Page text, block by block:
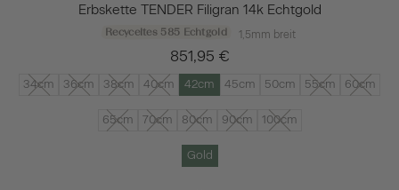
Erbskette TENDER Filigran 14k Echtgold
Recyceltes 585 Echtgold 1,5mm breit
851,95 €
34cm 36cm 38cm 40cm 42cm 45cm 50cm 55cm 60cm
65cm 70cm 80cm 90cm 100cm
Gold